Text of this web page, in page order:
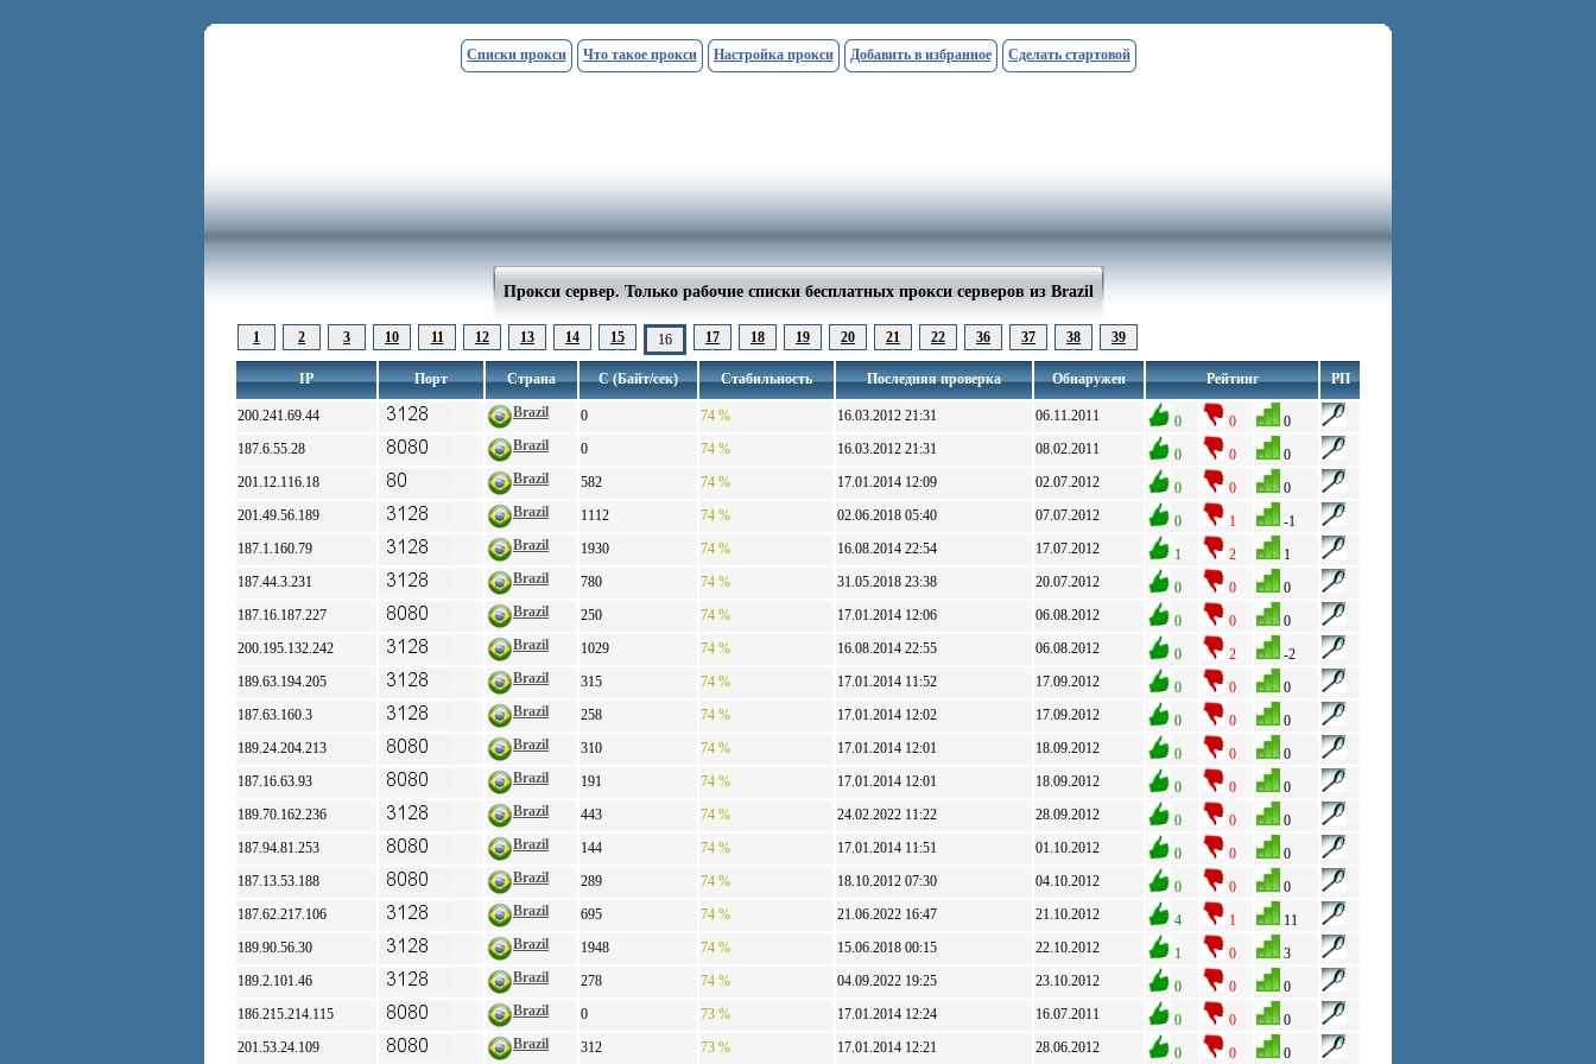
Списки прокси Что такое прокси Настройка прокси Добавить в избранное Сделать стартовой
Прокси сервер. Только рабочие списки бесплатных прокси серверов из Brazil
1 2 3 10 11 12 13 14 15 16 17 18 19 20 21 22 36 37 38 39
IP Порт Страна С (Байт/сек) Стабильность Последняя проверка Обнаружен Рейтинг РП
200.241.69.44 Brazil 0 74 % 16.03.2012 21:31 06.11.2011 0 0
0
187.6.55.28
Brazil 0 74 % 16.03.2012 21:31 08.02.2011 0 0
0
201.12.116.18
Brazil 582 74 % 17.01.2014 12:09 02.07.2012 0 0
0
201.49.56.189
Brazil 1112 74 % 02.06.2018 05:40 07.07.2012 0 1
-1
187.1.160.79
Brazil 1930 74 % 16.08.2014 22:54 17.07.2012 1 2
1
187.44.3.231
Brazil 780 74 % 31.05.2018 23:38 20.07.2012 0 0
0
187.16.187.227
Brazil 250 74 % 17.01.2014 12:06 06.08.2012 0 0
0
200.195.132.242
Brazil 1029 74 % 16.08.2014 22:55 06.08.2012 0 2
-2
189.63.194.205
Brazil 315 74 % 17.01.2014 11:52 17.09.2012 0 0
0
187.63.160.3
Brazil 258 74 % 17.01.2014 12:02 17.09.2012 0 0
0
189.24.204.213
Brazil 310 74 % 17.01.2014 12:01 18.09.2012 0 0
0
187.16.63.93
Brazil 191 74 % 17.01.2014 12:01 18.09.2012 0 0
0
189.70.162.236
Brazil 443 74 % 24.02.2022 11:22 28.09.2012 0 0
0
187.94.81.253
Brazil 144 74 % 17.01.2014 11:51 01.10.2012 0 0
0
187.13.53.188
Brazil 289 74 % 18.10.2012 07:30 04.10.2012 0 0
0
187.62.217.106
Brazil 695 74 % 21.06.2022 16:47 21.10.2012 4 1
11
189.90.56.30
Brazil 1948 74 % 15.06.2018 00:15 22.10.2012 1 0
3
189.2.101.46
Brazil 278 74 % 04.09.2022 19:25 23.10.2012 0 0
0
186.215.214.115
Brazil 0 73 % 17.01.2014 12:24 16.07.2011 0 0
0
201.53.24.109
Brazil 312 73 % 17.01.2014 12:21 28.06.2012 0 0 0